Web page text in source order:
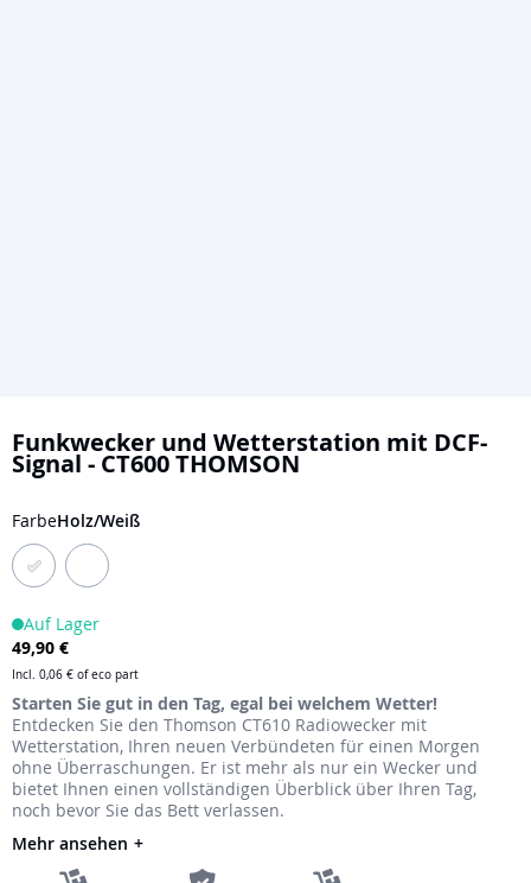
Anfang
der
springen
Funkwecker und Wetterstation mit DCF-
Signal - CT600 THOMSON
FarbeHolz/Weiß
Auf Lager
49,90 €
Incl. 0,06 € of eco part
Starten Sie gut in den Tag, egal bei welchem Wetter!
Entdecken Sie den Thomson CT610 Radiowecker mit
Wetterstation, Ihren neuen Verbündeten für einen Morgen
ohne Überraschungen. Er ist mehr als nur ein Wecker und
bietet Ihnen einen vollständigen Überblick über Ihren Tag,
noch bevor Sie das Bett verlassen.
Mehr ansehen